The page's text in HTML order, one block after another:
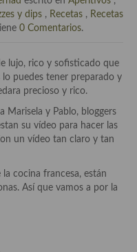
y aditivos
cocineros, críticos,
y dips , Recetas , Recetas
0 Comentarios.
lujo, rico y sofisticado que
puedes tener preparado y
precioso y rico.
Marisela y Pablo, bloggers
su vídeo para hacer las
un vídeo tan claro y tan
cocina francesa, están
Así que vamos a por la